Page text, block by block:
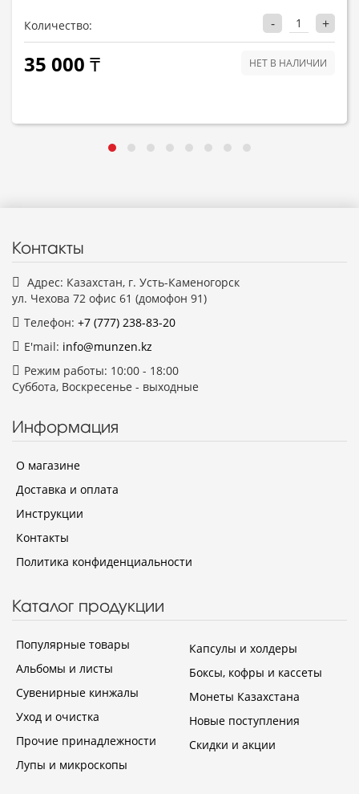
Количество: - +
35 000 ₸ НЕТ В НАЛИЧИИ
Контакты
Адрес: Казахстан, г. Усть-Каменогорск
ул. Чехова 72 офис 61 (домофон 91)
Телефон: +7 (777) 238-83-20
E'mail: info@munzen.kz
Режим работы: 10:00 - 18:00
Суббота, Воскресенье - выходные
Информация
О магазине
Доставка и оплата
Инструкции
Контакты
Политика конфиденциальности
Каталог продукции
Популярные товары
Альбомы и листы
Сувенирные кинжалы
Уход и очистка
Прочие принадлежности
Лупы и микроскопы
Капсулы и холдеры
Боксы, кофры и кассеты
Монеты Казахстана
Новые поступления
Скидки и акции